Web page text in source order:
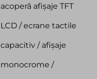
acoperă afișaje TFT
LCD / ecrane tactile
capacitiv / afișaje
monocrome /